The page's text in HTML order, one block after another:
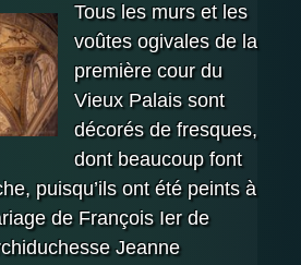
Tous les murs et les
voûtes ogivales de la
première cour du
Vieux Palais sont
décorés de fresques,
dont beaucoup font
puisqu’ils ont été peints à
de François Ier de
Jeanne